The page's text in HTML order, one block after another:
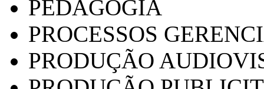
PEDAGOGIA
PROCESSOS
PRODUÇÃO